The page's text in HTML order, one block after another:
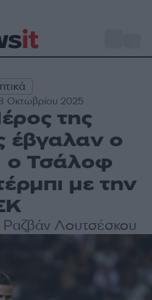
Οκτωβρίου 2025
της
έβγαλαν ο
ο Τσάλοφ
με την
Ραζβάν Λουτσέσκου